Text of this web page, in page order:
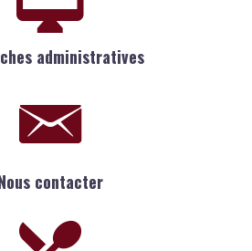
administratives
contacter